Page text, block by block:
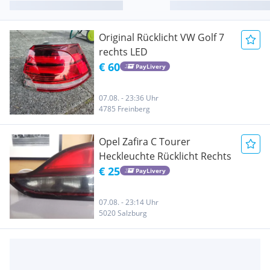
Original Rücklicht VW Golf 7
rechts LED
€ 60 PayLivery
07.08. - 23:36 Uhr
4785 Freinberg
Opel Zafira C Tourer
Heckleuchte Rücklicht Rechts
€ 25 PayLivery
07.08. - 23:14 Uhr
5020 Salzburg